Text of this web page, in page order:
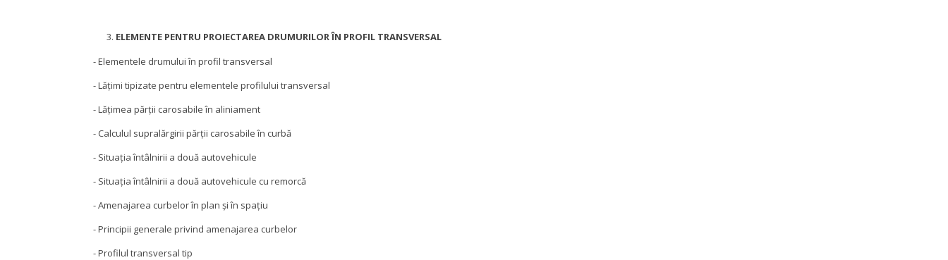
ELEMENTE PENTRU PROIECTAREA DRUMURILOR ÎN PROFIL TRANSVERSAL
- Elementele drumului în profil transversal
- Lăţimi tipizate pentru elementele profilului transversal
- Lăţimea părţii carosabile în aliniament
- Calculul supralărgirii părţii carosabile în curbă
- Situaţia întâlnirii a două autovehicule
- Situaţia întâlnirii a două autovehicule cu remorcă
- Amenajarea curbelor în plan şi în spaţiu
- Principii generale privind amenajarea curbelor
- Profilul transversal tip